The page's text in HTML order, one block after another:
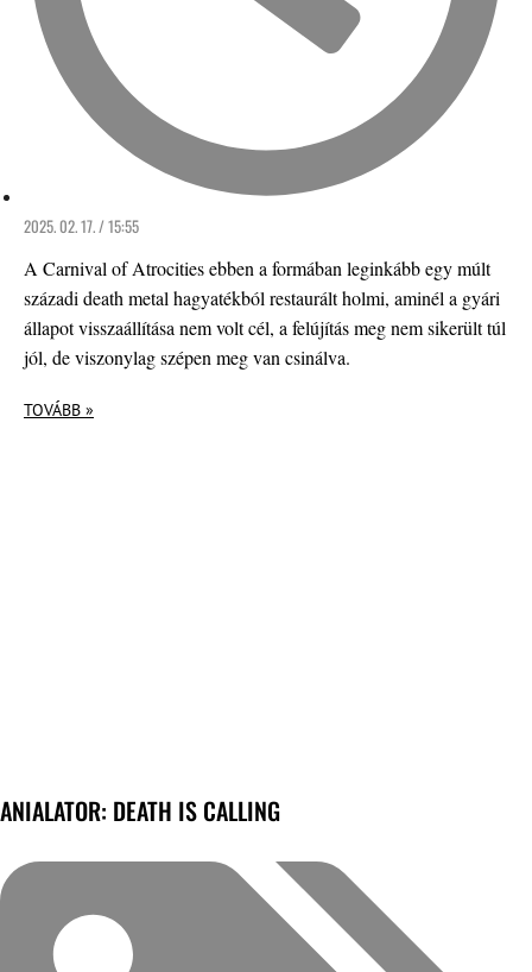
2025. 02. 17. / 15:55
A Carnival of Atrocities ebben a formában leginkább egy múlt
századi death metal hagyatékból restaurált holmi, aminél a gyári
állapot visszaállítása nem volt cél, a felújítás meg nem sikerült túl
jól, de viszonylag szépen meg van csinálva.
TOVÁBB »
ANIALATOR: DEATH IS CALLING